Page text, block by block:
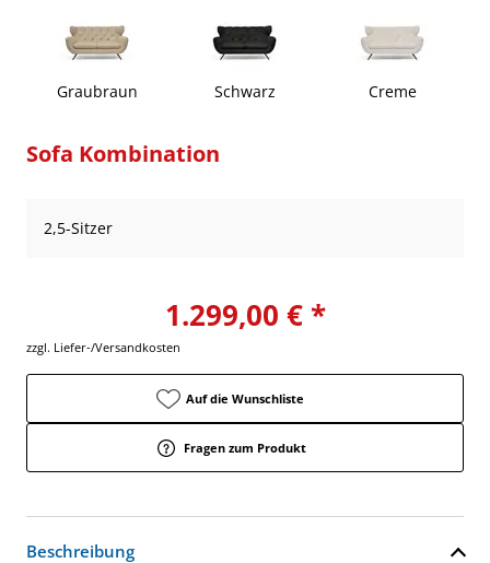
Graubraun Schwarz Creme
Sofa Kombination
2,5-Sitzer
1.299,00 € *
zzgl. Liefer-/Versandkosten
Auf die Wunschliste
Fragen zum Produkt
Beschreibung